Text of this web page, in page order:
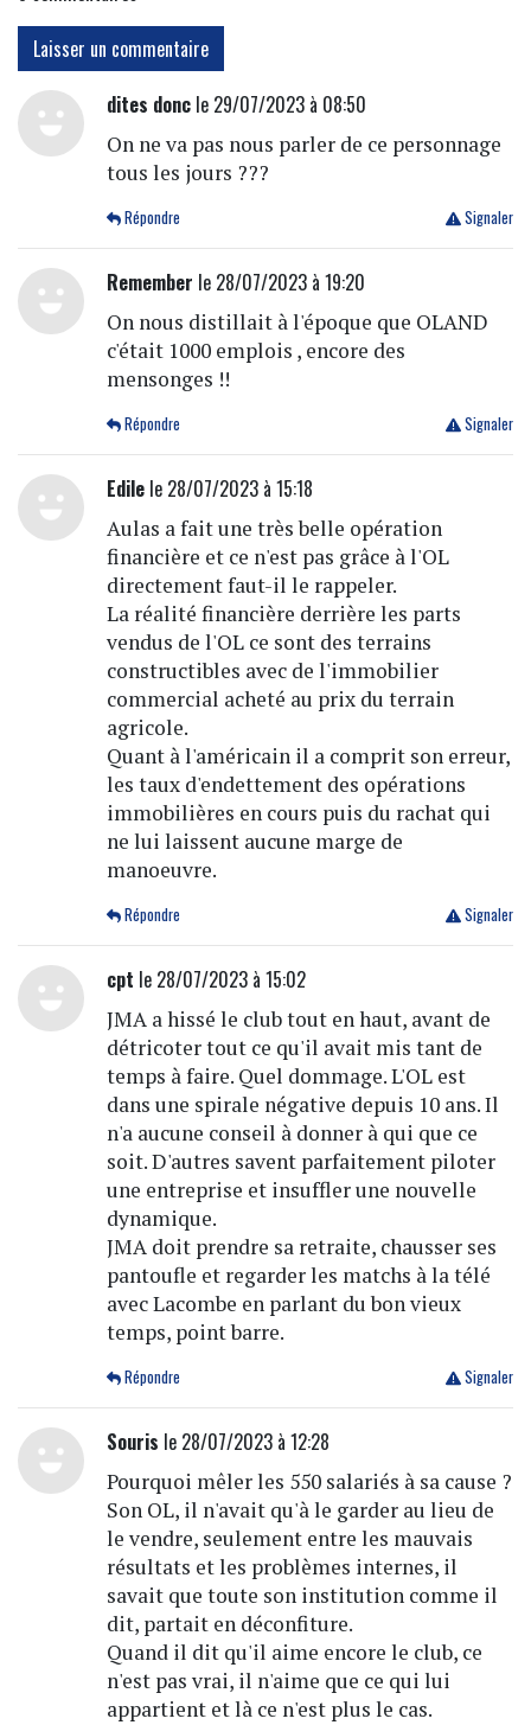
Laisser un commentaire
dites doncle 29/07/2023 à 08:50
On ne va pas nous parler de ce personnage
tous les jours ???
Signaler
Répondre
Remember le 28/07/2023 à 19:20
On nous distillait à l'époque que OLAND
c'était 1000 emplois , encore des
mensonges !!
Signaler
Répondre
Edilele 28/07/2023 à 15:18
Aulas a fait une très belle opération
financière et ce n'est pas grâce à l'OL
directement faut-il le rappeler.
La réalité financière derrière les parts
vendus de l'OL ce sont des terrains
constructibles avec de l'immobilier
commercial acheté au prix du terrain
agricole.
Quant à l'américain il a comprit son erreur,
les taux d'endettement des opérations
immobilières en cours puis du rachat qui
ne lui laissent aucune marge de
manoeuvre.
Signaler
Répondre
cpt le 28/07/2023 à 15:02
JMA a hissé le club tout en haut, avant de
détricoter tout ce qu'il avait mis tant de
temps à faire. Quel dommage. L'OL est
dans une spirale négative depuis 10 ans. Il
n'a aucune conseil à donner à qui que ce
soit. D'autres savent parfaitement piloter
une entreprise et insuffler une nouvelle
dynamique.
JMA doit prendre sa retraite, chausser ses
pantoufle et regarder les matchs à la télé
avec Lacombe en parlant du bon vieux
temps, point barre.
Signaler
Répondre
Souris le 28/07/2023 à 12:28
Pourquoi mêler les 550 salariés à sa cause ?
Son OL, il n'avait qu'à le garder au lieu de
le vendre, seulement entre les mauvais
résultats et les problèmes internes, il
savait que toute son institution comme il
dit, partait en déconfiture.
Quand il dit qu'il aime encore le club, ce
n'est pas vrai, il n'aime que ce qui lui
appartient et là ce n'est plus le cas.